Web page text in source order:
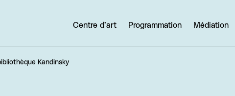
Centre d’art Programmation Médiation
Kandinsky